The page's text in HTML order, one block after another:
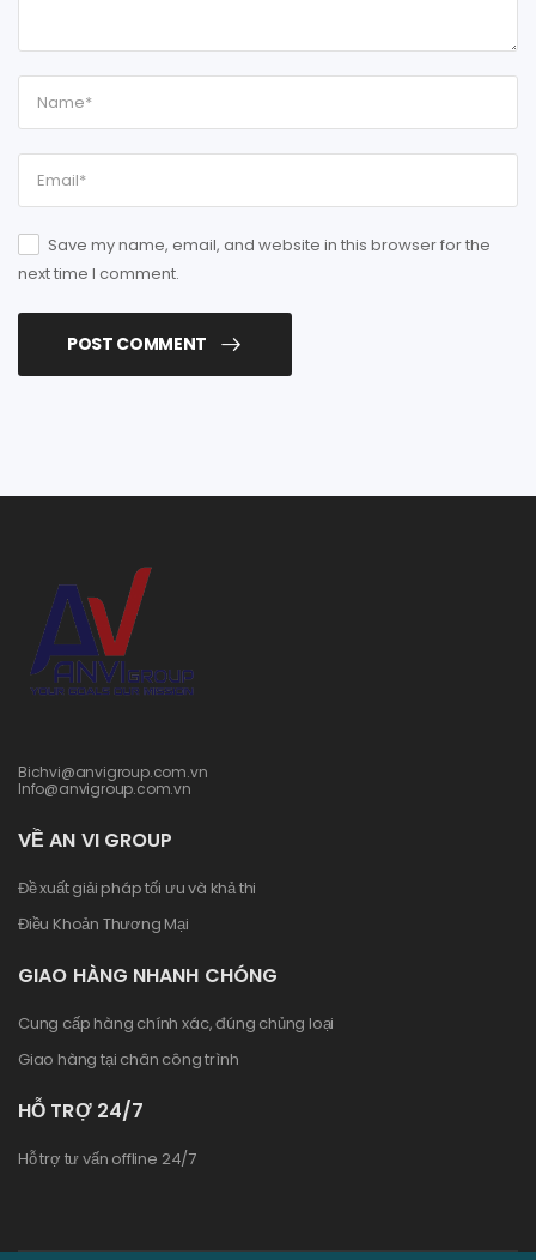
Save my name, email, and website in this browser for the
next time I comment.
POST COMMENT
Bichvi@anvigroup.com.vn
Info@anvigroup.com.vn
VỀ AN VI GROUP
Đề xuất giải pháp tối ưu và khả thi
Điều Khoản Thương Mại
GIAO HÀNG NHANH CHÓNG
Cung cấp hàng chính xác, đúng chủng loại
Giao hàng tại chân công trình
HỖ TRỢ 24/7
Hỗ trợ tư vấn offline 24/7